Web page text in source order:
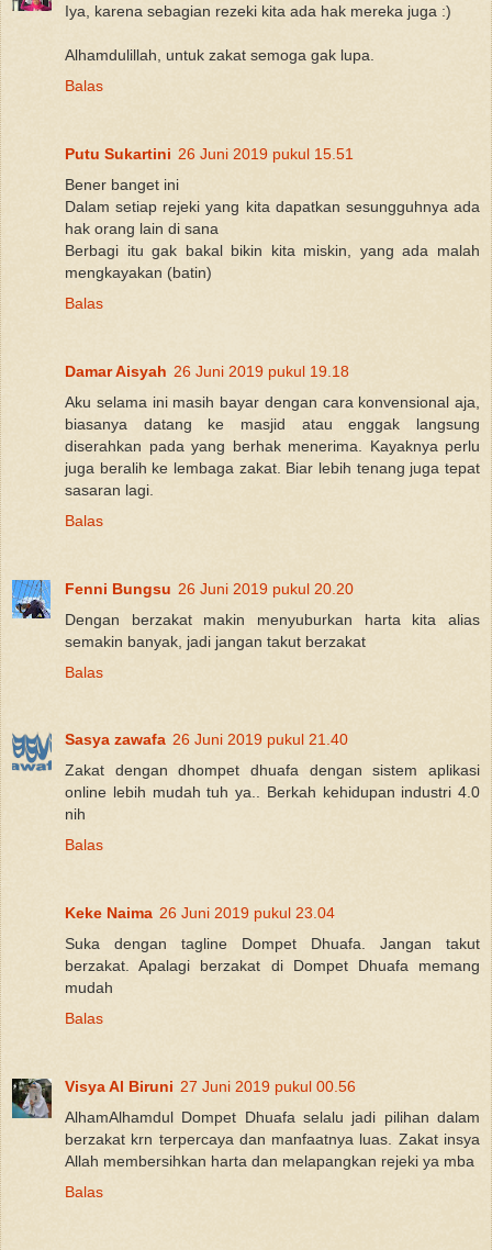
Iya, karena sebagian rezeki kita ada hak mereka juga :)
Alhamdulillah, untuk zakat semoga gak lupa.
Balas
Putu Sukartini 26 Juni 2019 pukul 15.51
Bener banget ini
Dalam setiap rejeki yang kita dapatkan sesungguhnya ada
hak orang lain di sana
Berbagi itu gak bakal bikin kita miskin, yang ada malah
mengkayakan (batin)
Balas
Damar Aisyah 26 Juni 2019 pukul 19.18
Aku selama ini masih bayar dengan cara konvensional aja,
biasanya datang ke masjid atau enggak langsung
diserahkan pada yang berhak menerima. Kayaknya perlu
juga beralih ke lembaga zakat. Biar lebih tenang juga tepat
sasaran lagi.
Balas
Fenni Bungsu 26 Juni 2019 pukul 20.20
Dengan berzakat makin menyuburkan harta kita alias
semakin banyak, jadi jangan takut berzakat
Balas
Sasya zawafa 26 Juni 2019 pukul 21.40
Zakat dengan dhompet dhuafa dengan sistem aplikasi
online lebih mudah tuh ya.. Berkah kehidupan industri 4.0
nih
Balas
Keke Naima 26 Juni 2019 pukul 23.04
Suka dengan tagline Dompet Dhuafa. Jangan takut
berzakat. Apalagi berzakat di Dompet Dhuafa memang
mudah
Balas
Visya Al Biruni 27 Juni 2019 pukul 00.56
AlhamAlhamdul Dompet Dhuafa selalu jadi pilihan dalam
berzakat krn terpercaya dan manfaatnya luas. Zakat insya
Allah membersihkan harta dan melapangkan rejeki ya mba
Balas